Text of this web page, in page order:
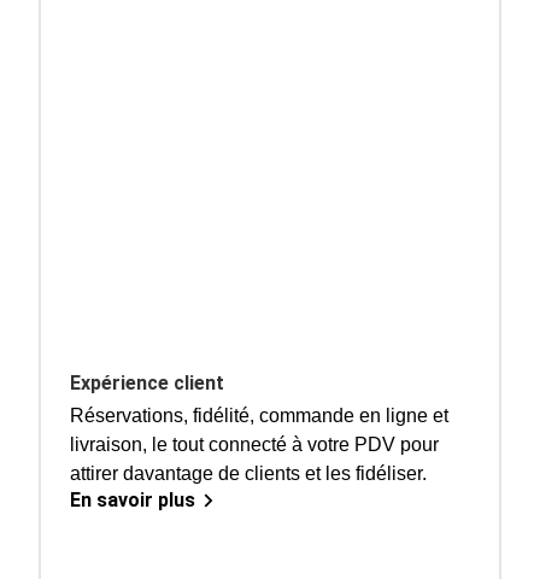
Expérience client
Réservations, fidélité, commande en ligne et
livraison, le tout connecté à votre PDV pour
attirer davantage de clients et les fidéliser.
En savoir plus